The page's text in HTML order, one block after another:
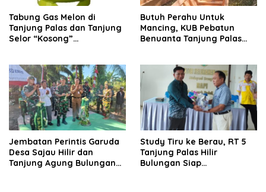
Tabung Gas Melon di
Tanjung Palas dan Tanjung
Selor “Kosong”
Butuh Perahu Untuk
Mancing, KUB Pebatun
Benuanta Tanjung Palas
Jembatan Perintis Garuda
Desa Sajau Hilir dan
Tanjung Agung Bulungan
Study Tiru ke Berau, RT 5
Tanjung Palas Hilir
Bulungan Siap